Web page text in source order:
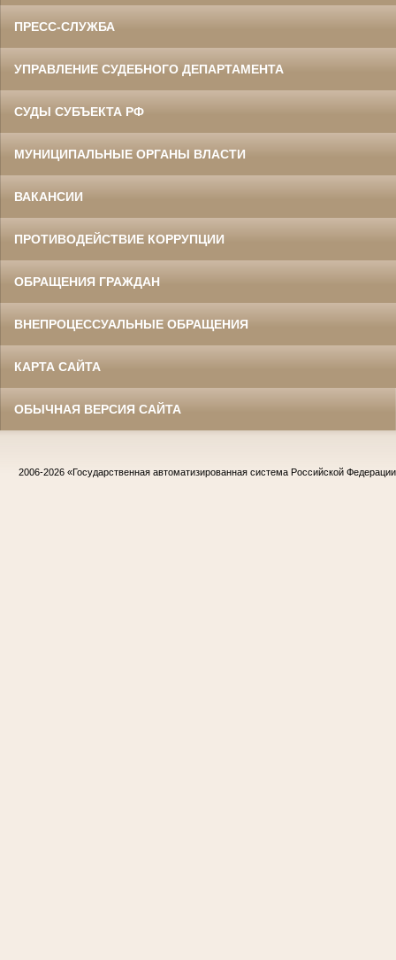
ПРЕСС-СЛУЖБА
УПРАВЛЕНИЕ СУДЕБНОГО ДЕПАРТАМЕНТА
СУДЫ СУБЪЕКТА РФ
МУНИЦИПАЛЬНЫЕ ОРГАНЫ ВЛАСТИ
ВАКАНСИИ
ПРОТИВОДЕЙСТВИЕ КОРРУПЦИИ
ОБРАЩЕНИЯ ГРАЖДАН
ВНЕПРОЦЕССУАЛЬНЫЕ ОБРАЩЕНИЯ
КАРТА САЙТА
ОБЫЧНАЯ ВЕРСИЯ САЙТА
2006-2026 «Государственная автоматизированная система Российской